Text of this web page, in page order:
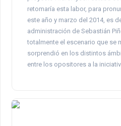
retomaría esta labor, para
este año y marzo del 2014, es
administración de Sebastián
totalmente el escenario que se
sorprendió en los distintos
entre los opositores a la